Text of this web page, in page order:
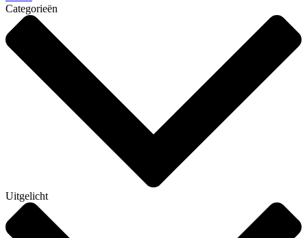
Categorieën
Uitgelicht